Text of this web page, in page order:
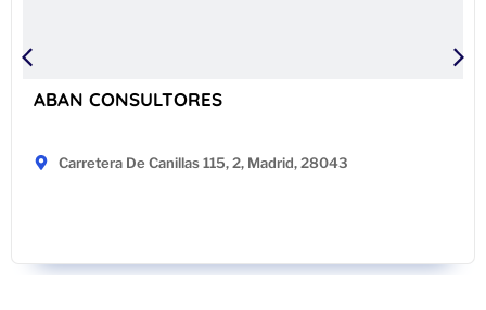
ABAN CONSULTORES
Carretera De Canillas 115, 2, Madrid, 28043